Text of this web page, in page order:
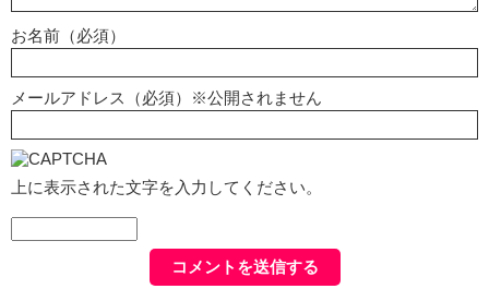
お名前（必須）
メールアドレス（必須）※公開されません
上に表示された文字を入力してください。